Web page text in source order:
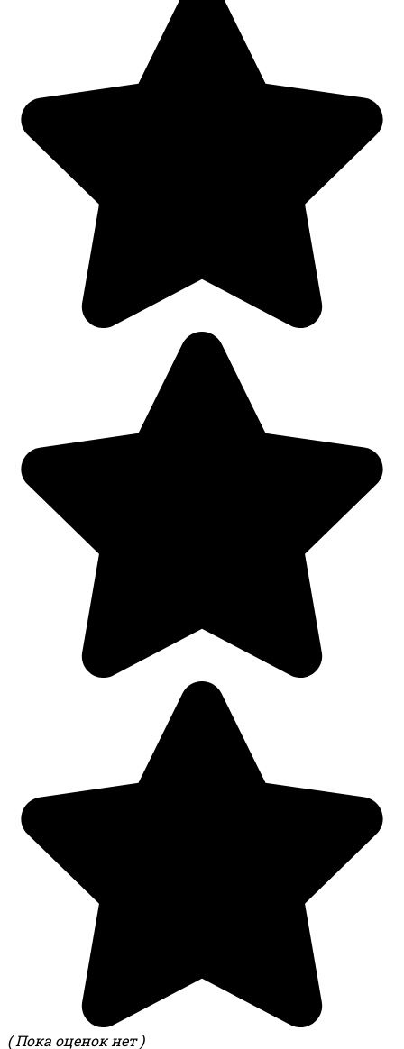
( Пока оценок нет )